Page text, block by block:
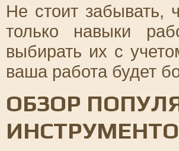
Не стоит забывать,
только навыки
выбирать их с
ваша работа будет
ОБЗОР